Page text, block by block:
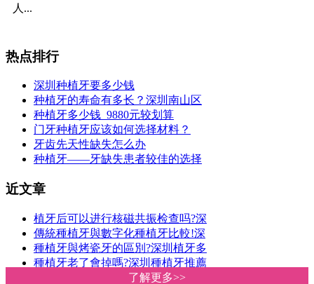
了解更多>>
了解更多>>
人...
热点排行
深圳种植牙要多少钱
种植牙的寿命有多长？深圳南山区
种植牙多少钱 9880元较划算
门牙种植牙应该如何选择材料？
牙齿先天性缺失怎么办
种植牙——牙缺失患者较佳的选择
近文章
植牙后可以进行核磁共振检查吗?深
傳統種植牙與數字化種植牙比較!深
種植牙與烤瓷牙的區別?深圳植牙多
種植牙老了會掉嗎?深圳種植牙推薦
傳統種植牙VS數字化種植牙 深圳愛